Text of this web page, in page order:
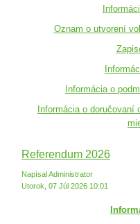
Oznam o utvorení
Informácia o
Informácia o doručovaní
Referendum 2026
Napísal Administrator
Utorok, 07 Júl 2026 10:01